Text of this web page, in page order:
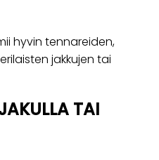
hyvin tennareiden,
jakkujen tai
TAI